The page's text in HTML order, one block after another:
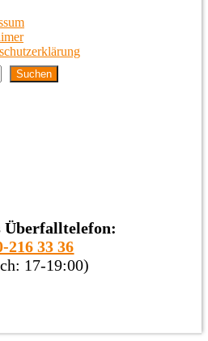
Suchen
Überfalltelefon:
216 33 36
17-19:00)